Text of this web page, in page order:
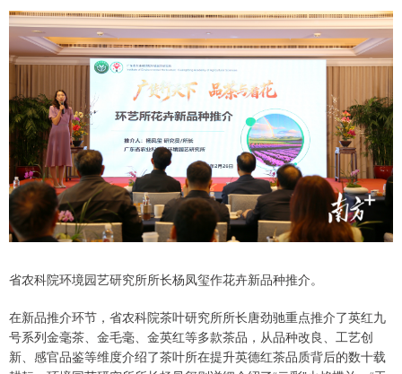
省农科院环境园艺研究所所长杨凤玺作花卉新品种推介。
在新品推介环节，省农科院茶叶研究所所长唐劲驰重点推介了英红九
号系列金毫茶、金毛毫、金英红等多款茶品，从品种改良、工艺创
新、感官品鉴等维度介绍了茶叶所在提升英德红茶品质背后的数十载